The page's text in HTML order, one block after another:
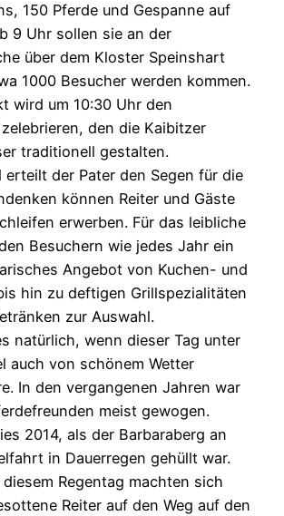
150 Pferde und Gespanne auf
9 Uhr sollen sie an der
über dem Kloster Speinshart
1000 Besucher werden kommen.
wird um 10:30 Uhr den
den die Kaibitzer
traditionell gestalten.
erteilt der Pater den Segen für die
können Reiter und Gäste
erwerben. Für das leibliche
Besuchern wie jedes Jahr ein
Angebot von Kuchen- und
hin zu deftigen Grillspezialitäten
zur Auswahl.
natürlich, wenn dieser Tag unter
auch von schönem Wetter
In den vergangenen Jahren war
meist gewogen.
2014, als der Barbaraberg an
in Dauerregen gehüllt war.
Regentag machten sich
Reiter auf den Weg auf den